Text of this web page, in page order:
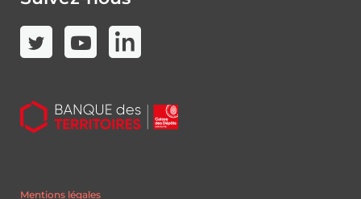
Mentions légales